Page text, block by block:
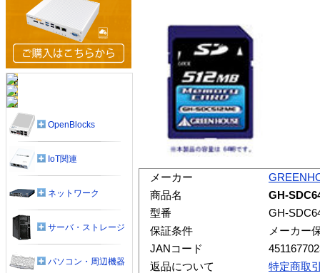
メーカー
商品名
GH-
型番
GH-
保証条件
メーカー
JANコード
返品について
特定商取
OpenBlocks
IoT関連
ネットワーク
サーバ・ストレージ
パソコン・周辺機器